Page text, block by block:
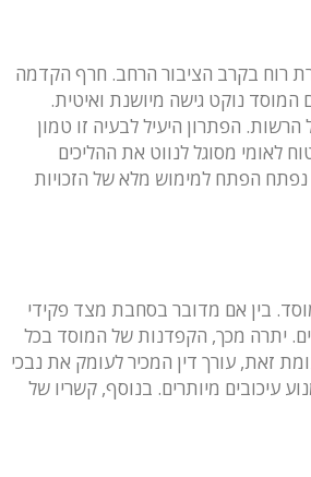
רוח בקרב הציבור הרחב. חרף הקדמה
המוסד נוקט גישה מיושנת ואיטית.
הפתרון היעיל לבעיה זו טמון
לאומי מסוגל לנווט את ההליכים
נפתח הפתח למימוש מלא של הזכויות
בין אם מדובר בסחבת מצד פקידי
יתרה מכך, הקפדנות של המוסד בכל
זאת, עורך דין המכיר לעומק את נבכי
עיכובים מיותרים. בנוסף, קשריו של